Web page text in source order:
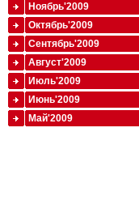
Ноябрь'2009
Октябрь'2009
Сентябрь'2009
Август'2009
Июль'2009
Июнь'2009
Май'2009